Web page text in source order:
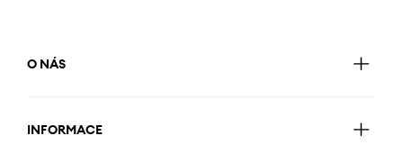
O NÁS
INFORMACE